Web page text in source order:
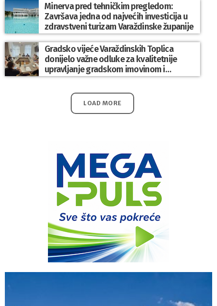
Minerva pred tehničkim pregledom:
Završava jedna od najvećih investicija u
zdravstveni turizam Varaždinske županije
Gradsko vijeće Varaždinskih Toplica
donijelo važne odluke za kvalitetnije
upravljanje gradskom imovinom i
komunalnim sustavom
LOAD MORE